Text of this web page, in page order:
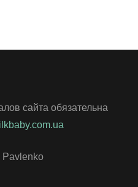
сайта обязательна
Pavlenko